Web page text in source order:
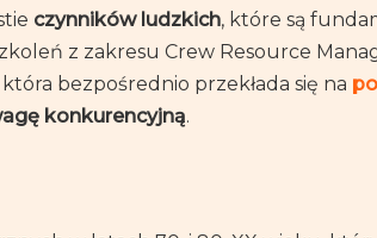
czynników ludzkich, które są
z zakresu Crew Resource
bezpośrednio przekłada się na
konkurencyjną.